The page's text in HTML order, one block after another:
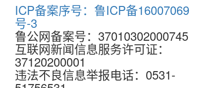
ICP备案序号：鲁ICP备16007069
号-3
鲁公网备案号：37010302000745
互联网新闻信息服务许可证：
37120200001
违法不良信息举报电话：0531-